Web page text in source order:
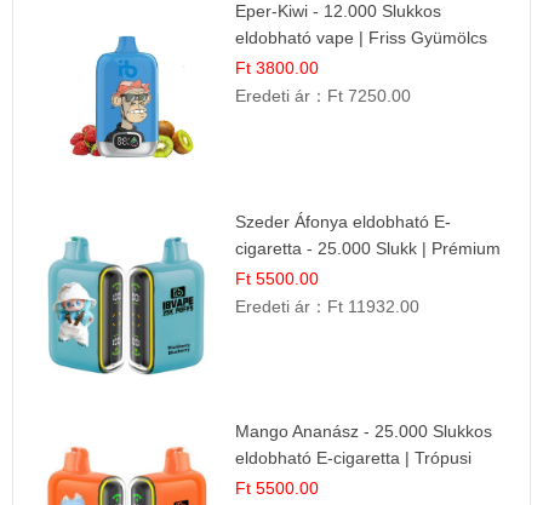
Eper-Kiwi - 12.000 Slukkos
eldobható vape | Friss Gyümölcs
Kombináció
Ft 3800.00
Eredeti ár： Ft 7250.00
Szeder Áfonya eldobható E-
cigaretta - 25.000 Slukk | Prémium
Gyümölcs Íz
Ft 5500.00
Eredeti ár： Ft 11932.00
Mango Ananász - 25.000 Slukkos
eldobható E-cigaretta | Trópusi
Ízélmény
Ft 5500.00